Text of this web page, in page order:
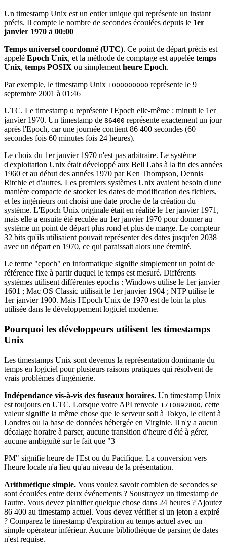
Un timestamp Unix est un entier unique qui représente un instant
précis. Il compte le nombre de secondes écoulées depuis le 1er
janvier 1970 à 00:00
Temps universel coordonné (UTC). Ce point de départ précis est
appelé Epoch Unix, et la méthode de comptage est appelée temps
Unix, temps POSIX ou simplement heure Epoch.
Par exemple, le timestamp Unix 1000000000 représente le 9
septembre 2001 à 01:46
UTC. Le timestamp 0 représente l'Epoch elle-même : minuit le 1er
janvier 1970. Un timestamp de 86400 représente exactement un jour
après l'Epoch, car une journée contient 86 400 secondes (60
secondes fois 60 minutes fois 24 heures).
Le choix du 1er janvier 1970 n'est pas arbitraire. Le système
d'exploitation Unix était développé aux Bell Labs à la fin des années
1960 et au début des années 1970 par Ken Thompson, Dennis
Ritchie et d'autres. Les premiers systèmes Unix avaient besoin d'une
manière compacte de stocker les dates de modification des fichiers,
et les ingénieurs ont choisi une date proche de la création du
système. L'Epoch Unix originale était en réalité le 1er janvier 1971,
mais elle a ensuite été reculée au 1er janvier 1970 pour donner au
système un point de départ plus rond et plus de marge. Le compteur
32 bits qu'ils utilisaient pouvait représenter des dates jusqu'en 2038
avec un départ en 1970, ce qui paraissait alors une éternité.
Le terme "epoch" en informatique signifie simplement un point de
référence fixe à partir duquel le temps est mesuré. Différents
systèmes utilisent différentes epochs : Windows utilise le 1er janvier
1601 ; Mac OS Classic utilisait le 1er janvier 1904 ; NTP utilise le
1er janvier 1900. Mais l'Epoch Unix de 1970 est de loin la plus
utilisée dans le développement logiciel moderne.
Pourquoi les développeurs utilisent les timestamps
Unix
Les timestamps Unix sont devenus la représentation dominante du
temps en logiciel pour plusieurs raisons pratiques qui résolvent de
vrais problèmes d'ingénierie.
Indépendance vis-à-vis des fuseaux horaires. Un timestamp Unix
est toujours en UTC. Lorsque votre API renvoie 1710892800, cette
valeur signifie la même chose que le serveur soit à Tokyo, le client à
Londres ou la base de données hébergée en Virginie. Il n'y a aucun
décalage horaire à parser, aucune transition d'heure d'été à gérer,
aucune ambiguïté sur le fait que "3
PM" signifie heure de l'Est ou du Pacifique. La conversion vers
l'heure locale n'a lieu qu'au niveau de la présentation.
Arithmétique simple. Vous voulez savoir combien de secondes se
sont écoulées entre deux événements ? Soustrayez un timestamp de
l'autre. Vous devez planifier quelque chose dans 24 heures ? Ajoutez
86 400 au timestamp actuel. Vous devez vérifier si un jeton a expiré
? Comparez le timestamp d'expiration au temps actuel avec un
simple opérateur inférieur. Aucune bibliothèque de parsing de dates
n'est requise.